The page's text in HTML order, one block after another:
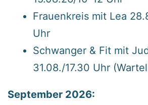
Frauenkreis mit Lea
Uhr
Schwanger & Fit mit
31.08./17.30 Uhr
September 2026: